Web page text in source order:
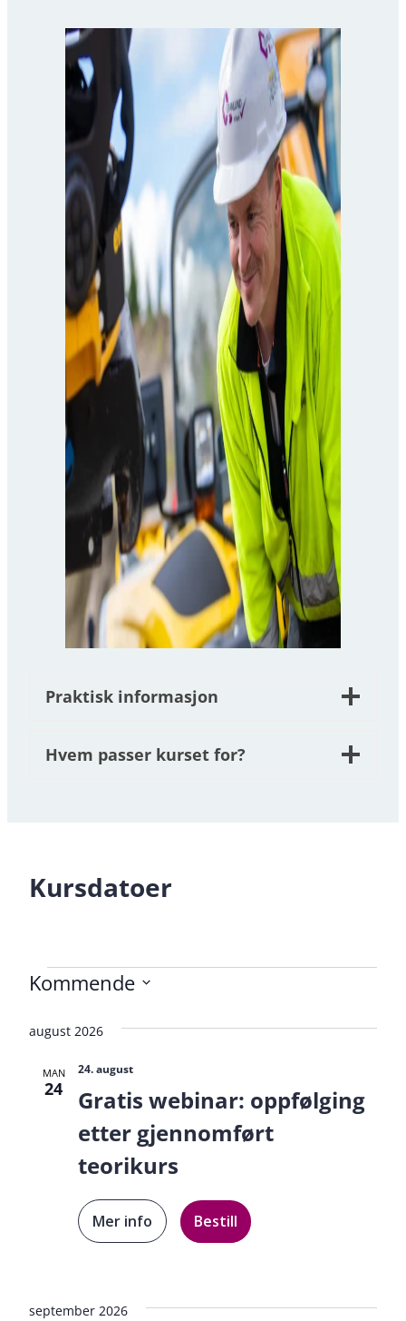
Praktisk informasjon
Hvem passer kurset for?
Kursdatoer
Kurs
Velg
visning
Kommende
dato.
august 2026
MAN
24
Gratis webinar: oppfølging
etter gjennomført
teorikurs
24. august
Mer info Bestill
september 2026